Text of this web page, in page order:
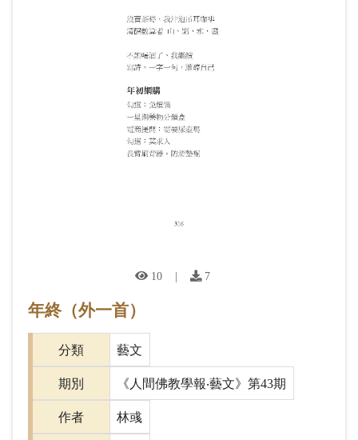
10 | 7
年終（外一首）
分類 藝文
期別 《人間佛教學報‧藝文》第43期
作者 林彧